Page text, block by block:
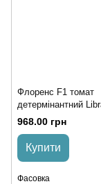
Флоренс F1 томат
детермінантний
1000 насінин
968.00 грн
Купити
Фасовка